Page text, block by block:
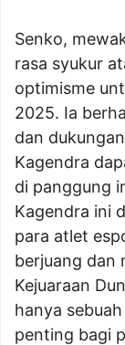
Senko,
rasa syukur
optimisme
2025. Ia
dan
Kagendra
di panggung
Kagendra ini
para atlet
berjuang dan
Kejuaraan
hanya
penting bagi